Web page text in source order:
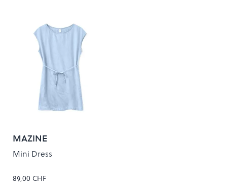
MAZINE
Mini Dress
89,00 CHF